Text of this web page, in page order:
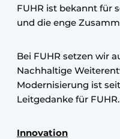
FUHR ist bekannt für
und die enge
Bei FUHR setzen wir
Nachhaltige
Modernisierung ist
Leitgedanke für FUHR.
Innovation